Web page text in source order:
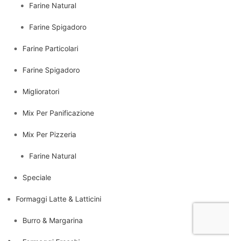
Farine Natural
Farine Spigadoro
Farine Particolari
Farine Spigadoro
Miglioratori
Mix Per Panificazione
Mix Per Pizzeria
Farine Natural
Speciale
Formaggi Latte & Latticini
Burro & Margarina